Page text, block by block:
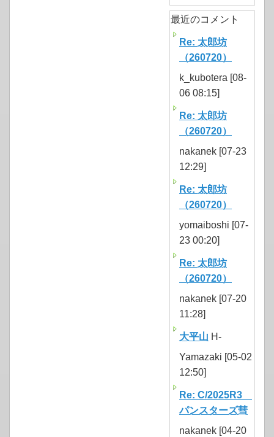
最近のコメント
Re: 太郎坊
（260720）
k_kubotera [08-
06 08:15]
Re: 太郎坊
（260720）
nakanek [07-23
12:29]
Re: 太郎坊
（260720）
yomaiboshi [07-
23 00:20]
Re: 太郎坊
（260720）
nakanek [07-20
11:28]
大平山 H-
Yamazaki [05-02
12:50]
Re: C/2025R3
パンスターズ彗
nakanek [04-20